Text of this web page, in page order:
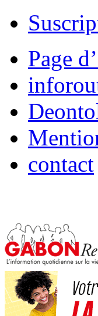
Page
contact